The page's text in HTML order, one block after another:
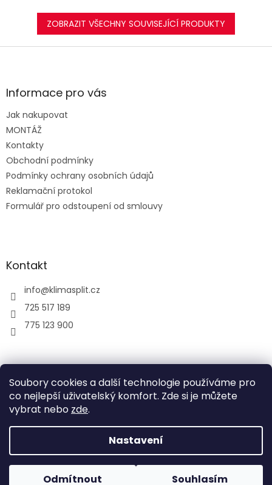
Soubory cookies a další technologie používáme pro
co nejlepší uživatelský komfort. Zde si je můžete
vybrat nebo zde.
Nastavení
Odmítnout Souhlasím
ZOBRAZIT VŠECHNY SOUVISEJÍCÍ PRODUKTY
Z
aInformace pro vás
Jak nakupovat
MONTÁŽ
Kontakty
Obchodní podmínky
Podmínky ochrany osobních údajů
Reklamační protokol
Formulář pro odstoupení od smlouvy
Kontakt
info@klimasplit.cz
725 517 189
775 123 900
air-cool
Vytvořil Shoptet
Copyright 2026Klimatizace do bytu a firem. Všechna
práva vyhrazena.